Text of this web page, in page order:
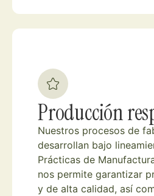
Producción
Nuestros procesos de
desarrollan bajo
Prácticas de
nos permite garantizar
y de alta calidad, así